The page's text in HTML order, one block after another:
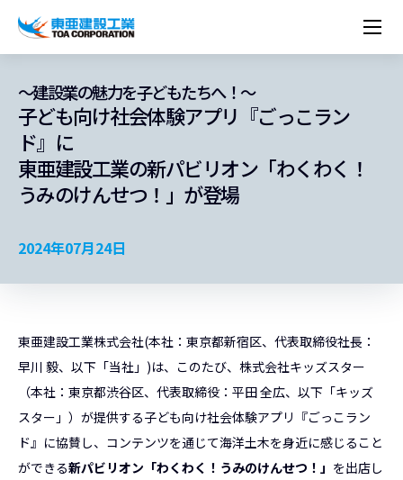
経営理念
トップメッセージ
労働安全衛生・環境・品質方針
プレスリリース
営業種目
組織図
ネットワーク
役員一覧
コーポレートメッセージ
沿革
東亜坊や
シンボルマーク「三羽の鶴」
東亜の歩み ～From 1908 to 2008～
株主・投資家情報
トップメッセージ
中期経営計画資料
統合報告書
IRニュース
最新IR資料
IRカレンダー
株価情報
シェアードリサーチレポート
経営方針
IRライブラリー
株式・社債情報
IRイベント
ESGに関する外部評価
実績紹介
施設・用途別
国内から探す
海外から探す
現場レポート
サステナビリティ
トップメッセージ
サステナビリティ経営
DX戦略
環境行動規範
環境マネジメント
生物多様性
人権の尊重
人材育成
労働安全衛生
パートナーシップ構築宣言
マルチステークホルダー方針
コーポレートガバナンス
コンプライアンス
情報セキュリティ
社会貢献活動
ESGに関する外部評価
技術とサービス
ニーズから探す
施設・用途から探す
建築技術一覧
土木技術一覧
技術研究開発センター
海の相談室
木質化計画 特別鼎談
お問い合わせ
採用情報
新卒・第二新卒採用情報
障がい者採用
カムバック採用
コーポレートメッセージ
～建設業の魅力を子どもたちへ！～
子ども向け社会体験アプリ『ごっこラン
ド』に
東亜建設工業の新パビリオン「わくわく！
うみのけんせつ！」が登場
2024年07月24日
東亜建設工業株式会社(本社：東京都新宿区、代表取締役社長：
早川 毅、以下「当社」)は、このたび、株式会社キッズスター
（本社：東京都渋谷区、代表取締役：平田 全広、以下「キッズ
スター」）が提供する子ども向け社会体験アプリ『ごっこラン
ド』に協賛し、コンテンツを通じて海洋土木を身近に感じること
ができる新パビリオン「わくわく！うみのけんせつ！」 を出店し